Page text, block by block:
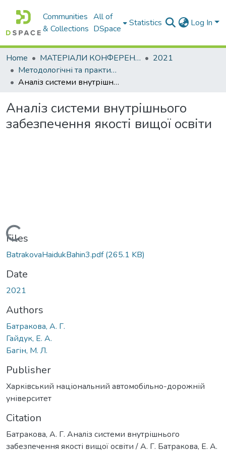
Communities
& Collections
All of
DSpace
Statistics Log In
Home МАТЕРІАЛИ КОНФЕРЕНЦІЙ
2021
Методологічні та практичні аспекти забезпечення якості вищої технічної освіти
Аналіз системи внутрішнього забезпечення якості вищої освіти
Аналіз системи внутрішнього
забезпечення якості вищої освіти
Loading...
Files
BatrakovaHaidukBahin3.pdf(265.1 KB)
Date
2021
Authors
Батракова, А. Г.
Гайдук, Е. А.
Багін, М. Л.
Publisher
Харківський національний автомобільно-дорожній
університет
Citation
Батракова, А. Г. Аналіз системи внутрішнього
забезпечення якості вищої освіти / А. Г. Батракова, Е. А.